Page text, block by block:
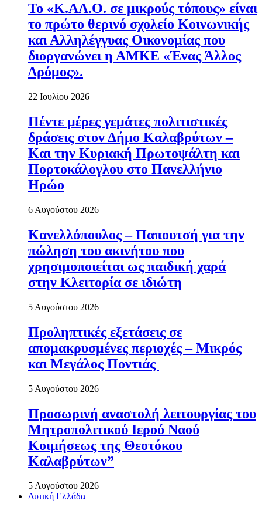
Το «Κ.ΑΛ.Ο. σε μικρούς τόπους» είναι
το πρώτο θερινό σχολείο Κοινωνικής
και Αλληλέγγυας Οικονομίας που
διοργανώνει η ΑΜΚΕ «Ένας Άλλος
Δρόμος».
22 Ιουλίου 2026
Πέντε μέρες γεμάτες πολιτιστικές
δράσεις στον Δήμο Καλαβρύτων –
Και την Κυριακή Πρωτοψάλτη και
Πορτοκάλογλου στο Πανελλήνιο
Ηρώο
6 Αυγούστου 2026
Κανελλόπουλος – Παπουτσή για την
πώληση του ακινήτου που
χρησιμοποιείται ως παιδική χαρά
στην Κλειτορία σε ιδιώτη
5 Αυγούστου 2026
Προληπτικές εξετάσεις σε
απομακρυσμένες περιοχές – Μικρός
και Μεγάλος Ποντιάς
5 Αυγούστου 2026
Προσωρινή αναστολή λειτουργίας του
Μητροπολιτικού Ιερού Ναού
Κοιμήσεως της Θεοτόκου
Καλαβρύτων”
5 Αυγούστου 2026
Δυτική Ελλάδα